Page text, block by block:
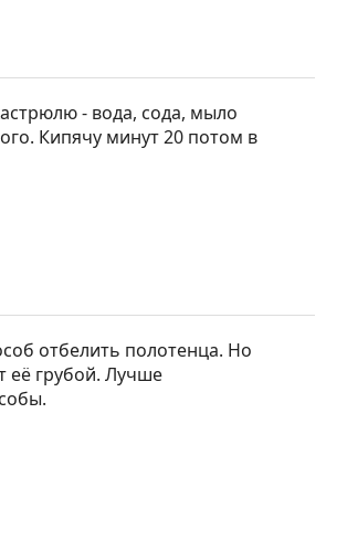
- вода, сода, мыло
Кипячу минут 20 потом в
отбелить полотенца. Но
её грубой. Лучше